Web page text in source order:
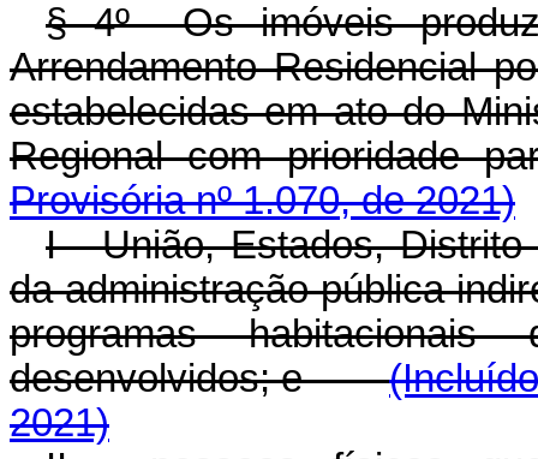
§ 4º Os imóveis
Arrendamento Residencial
estabelecidas em ato do
Regional com
Provisória nº 1.070, de 2021)
I - União, Estados,
da administração pública
programas
desenvolvidos; e
2021)